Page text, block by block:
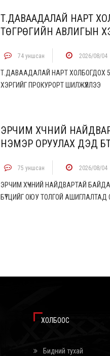
Т.ДАВААДАЛАЙ НАРТ
ТӨГРӨГИЙН АВЛИГЫН
74 уншсан 2026/08/04
Т.ДАВААДАЛАЙ НАРТ ХОЛБОГДОХ
ХЭРГИЙГ ПРОКУРОРТ ШИЛЖҮҮЛЛЭЭ
ЭРЧИМ ХҮЧНИЙ
НЭМЭР ОРУУЛАХ ДЭД
75 уншсан 2026/08/04
ЭРЧИМ ХҮЧНИЙ НАЙДВАРТАЙ
БҮТЦИЙГ ОЮУ ТОЛГОЙ
ХОЛБООС
Бидний тухай